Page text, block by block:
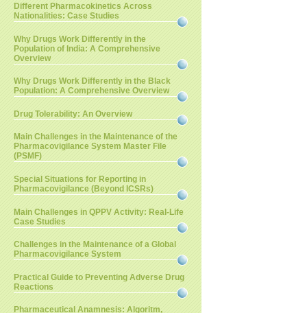
Different Pharmacokinetics Across
Nationalities: Case Studies
Why Drugs Work Differently in the
Population of India: A Comprehensive
Overview
Why Drugs Work Differently in the Black
Population: A Comprehensive Overview
Drug Tolerability: An Overview
Main Challenges in the Maintenance of the
Pharmacovigilance System Master File
(PSMF)
Special Situations for Reporting in
Pharmacovigilance (Beyond ICSRs)
Main Challenges in QPPV Activity: Real-Life
Case Studies
Challenges in the Maintenance of a Global
Pharmacovigilance System
Practical Guide to Preventing Adverse Drug
Reactions
Pharmaceutical Anamnesis: Algoritm,